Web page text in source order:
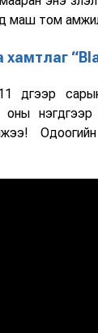
маш том
хамтлаг
дүгээр
оны